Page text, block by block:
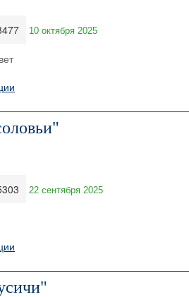
10 октября 2025
22 сентября 2025